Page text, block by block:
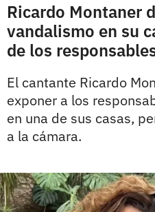
Ricardo Montaner
vandalismo en su
de los
El cantante Ricardo
exponer a los
en una de sus casas,
a la cámara.